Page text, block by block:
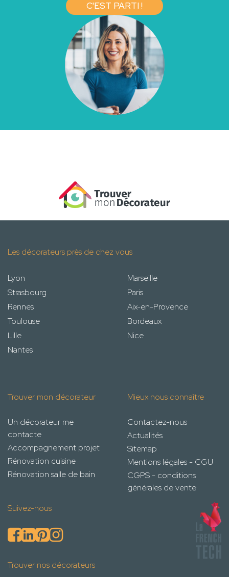
C'EST PARTI !
Les décorateurs près de chez vous
Lyon
Marseille
Strasbourg
Paris
Rennes
Aix-en-Provence
Toulouse
Bordeaux
Lille
Nice
Nantes
Trouver mon décorateur
Un décorateur me
contacte
Accompagnement projet
Rénovation cuisine
Rénovation salle de bain
Mieux nous connaître
Contactez-nous
Actualités
Sitemap
Mentions légales - CGU
CGPS - conditions
générales de vente
Suivez-nous
Trouver nos décorateurs